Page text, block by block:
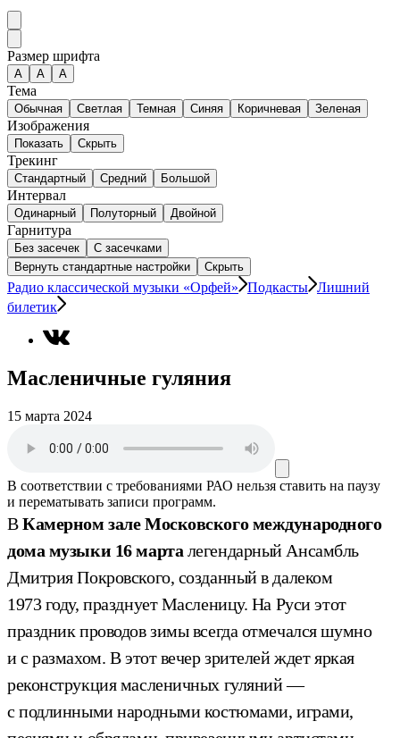
Размер шрифта
А A A
Тема
Обычная Светлая Темная Синяя Коричневая Зеленая
Изображения
Показать Скрыть
Трекинг
Стандартный Средний Большой
Интервал
Одинарный Полуторный Двойной
Гарнитура
Без засечек
С засечками
Вернуть стандартные настройки
Скрыть
Радио классической музыки «Орфей» Подкасты Лишний
билетик
Масленичные гуляния
15 марта 2024
В соответствии с требованиями РАО нельзя ставить на паузу
и перематывать записи программ.
ВКамерном зале Московского международного
дома музыки 16 марта легендарный Ансамбль
Дмитрия Покровского, созданный в далеком
1973 году, празднует Масленицу. На Руси этот
праздник проводов зимы всегда отмечался шумно
и с размахом. В этот вечер зрителей ждет яркая
реконструкция масленичных гуляний —
с подлинными народными костюмами, играми,